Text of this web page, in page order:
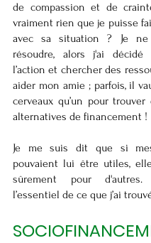
de compassion et de
vraiment rien que je puisse
avec sa situation ? Je ne
résoudre, alors j'ai
l’action et chercher des
aider mon amie ; parfois, il
cerveaux qu’un pour
alternatives de financement !
Je me suis dit que si
pouvaient lui être utiles,
sûrement pour
l’essentiel de ce que j’ai